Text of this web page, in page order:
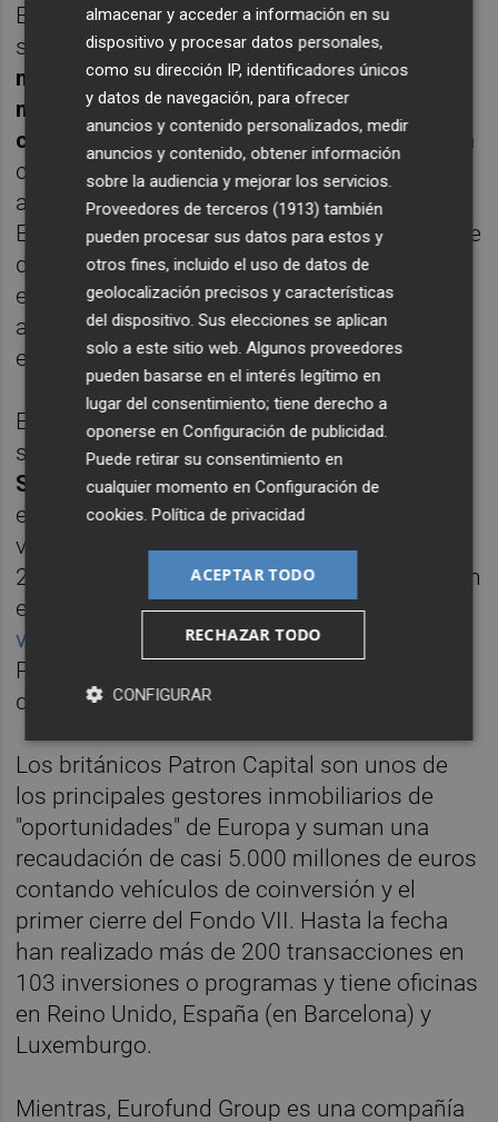
En estos años, el centro comercial en Alcoy
suma, según Eurofund Group,16.230
metros cuadrados y una suma de 2,5
millones de visitantes. Se tratadel único
centro comercial de la ciudady suma
oferta
comercial y de ocio, cine o restaurantes,
además de eventos exclusivos o concursos.
El establecimiento lo conforma un edificio de
dos plantas comerciales con 52
establecimientos en la actualidad y un
aparcamiento subterráneo. Supone 200
empleos "directos e indirectos".
En su origen, fue inaugurado en 2003, ya
supera los 20 años de actividad, y
Stanley lo adquirió en 2007, antes de que
estallase la burbuja inmobiliaria. Después lo
vendió a Incus Capital perdiendo dinero en
2014, como parte de un plan de desinversión
en España.
En 2016 ya preparaba su nueva
venta
y fue en 2017 cuando lo compraron
Patron y Eurofund. Ahora vuelve a estar
disponible para nuevos clientes.
Los británicos Patron Capital son unos de
los principales gestores inmobiliarios de
"oportunidades" de Europa y suman una
recaudación de casi 5.000 millones de euros
contando vehículos de coinversión y el
primer cierre del Fondo VII. Hasta la fecha
han realizado más de 200 transacciones en
103 inversiones o programas y tiene oficinas
en Reino Unido, España (en Barcelona) y
Luxemburgo.
Mientras, Eurofund Group es una compañía
almacenar y acceder a información en su
dispositivo y procesar datos personales,
como su dirección IP, identificadores únicos
y datos de navegación, para ofrecer
anuncios y contenido personalizados, medir
anuncios y contenido, obtener información
sobre la audiencia y mejorar los servicios.
Proveedores de terceros (1913) también
pueden procesar sus datos para estos y
otros fines, incluido el uso de datos de
geolocalización precisos y características
del dispositivo. Sus elecciones se aplican
solo a este sitio web. Algunos proveedores
pueden basarse en el interés legítimo en
lugar del consentimiento; tiene derecho a
oponerse enConfiguración de publicidad.
Puede retirar su consentimiento en
cualquier momento enConfiguración de
cookies.Política de privacidad
ACEPTAR TODO
RECHAZAR TODO
CONFIGURAR